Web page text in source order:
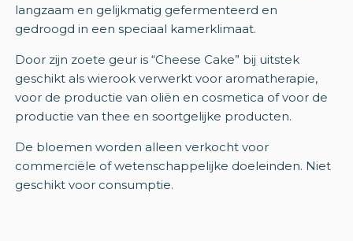
langzaam en gelijkmatig gefermenteerd en
gedroogd in een speciaal kamerklimaat.
Door zijn zoete geur is “Cheese Cake” bij uitstek
geschikt als wierook verwerkt voor aromatherapie,
voor de productie van oliën en cosmetica of voor de
productie van thee en soortgelijke producten.
De bloemen worden alleen verkocht voor
commerciële of wetenschappelijke doeleinden. Niet
geschikt voor consumptie.